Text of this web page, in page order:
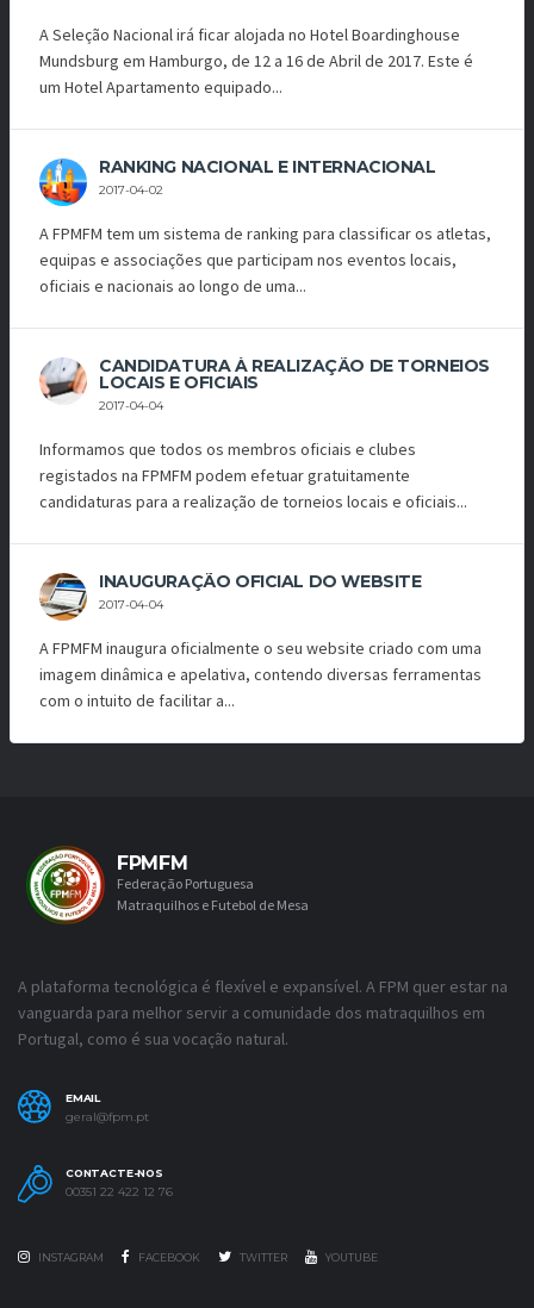
A Seleção Nacional irá ficar alojada no Hotel Boardinghouse
Mundsburg em Hamburgo, de 12 a 16 de Abril de 2017. Este é
um Hotel Apartamento equipado...
RANKING NACIONAL E INTERNACIONAL
2017-04-02
A FPMFM tem um sistema de ranking para classificar os atletas,
equipas e associações que participam nos eventos locais,
oficiais e nacionais ao longo de uma...
CANDIDATURA À REALIZAÇÃO DE TORNEIOS
LOCAIS E OFICIAIS
2017-04-04
Informamos que todos os membros oficiais e clubes
registados na FPMFM podem efetuar gratuitamente
candidaturas para a realização de torneios locais e oficiais...
INAUGURAÇÃO OFICIAL DO WEBSITE
2017-04-04
A FPMFM inaugura oficialmente o seu website criado com uma
imagem dinâmica e apelativa, contendo diversas ferramentas
com o intuito de facilitar a...
FPMFM
Federação Portuguesa
Matraquilhos e Futebol de Mesa
A plataforma tecnológica é flexível e expansível. A FPM quer estar na
vanguarda para melhor servir a comunidade dos matraquilhos em
Portugal, como é sua vocação natural.
EMAIL
geral@fpm.pt
CONTACTE-NOS
00351 22 422 12 76
INSTAGRAM FACEBOOK TWITTER YOUTUBE